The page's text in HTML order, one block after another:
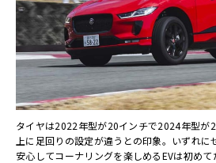
タイヤは2022年型が20インチで2024年型が
上に足回りの設定が違うとの印象。いずれ
安心してコーナリングを楽しめるEVは初めて